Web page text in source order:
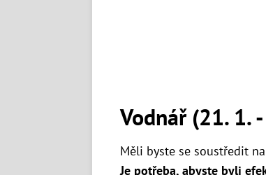
Vodnář (21. 1.
Měli byste se soustředit
Je potřeba, abyste byli